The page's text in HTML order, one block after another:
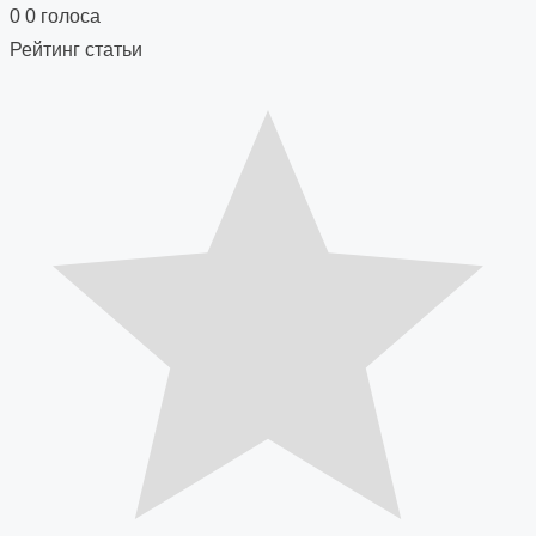
navigation
0 0 голоса
Рейтинг статьи